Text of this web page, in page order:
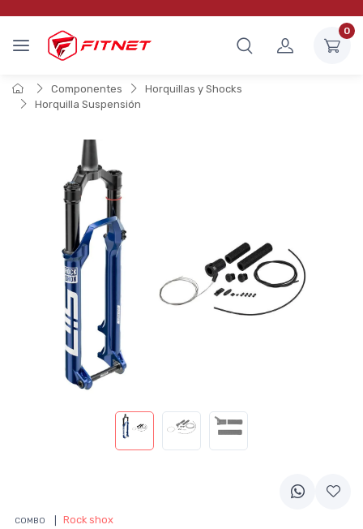
0
Componentes
Horquillas y Shocks
Horquilla Suspensión
COMBO ❘ Rock shox